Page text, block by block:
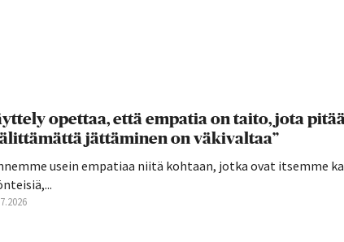
opettaa, että empatia on taito, jota
jättäminen on väkivaltaa”
usein empatiaa niitä kohtaan, jotka ovat itsemme